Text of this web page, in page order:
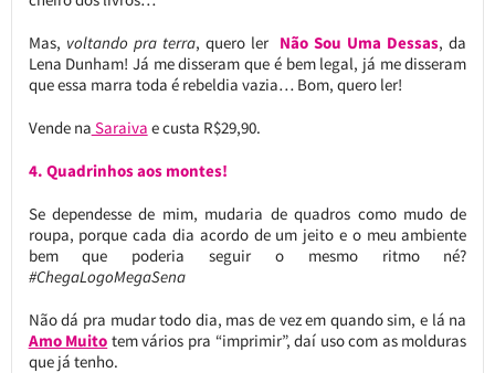
Mas, voltando pra terra, quero ler Não Sou Uma Dessas, da
Lena Dunham! Já me disseram que é bem legal, já me disseram
que essa marra toda é rebeldia vazia… Bom, quero ler!
Vende na Saraiva e custa R$29,90.
4. Quadrinhos aos montes!
Se dependesse de mim, mudaria de quadros como mudo de
roupa, porque cada dia acordo de um jeito e o meu ambiente
bem que poderia seguir o mesmo ritmo né?
#ChegaLogoMegaSena
Não dá pra mudar todo dia, mas de vez em quando sim, e lá na
Amo Muito tem vários pra “imprimir”, daí uso com as molduras
que já tenho.